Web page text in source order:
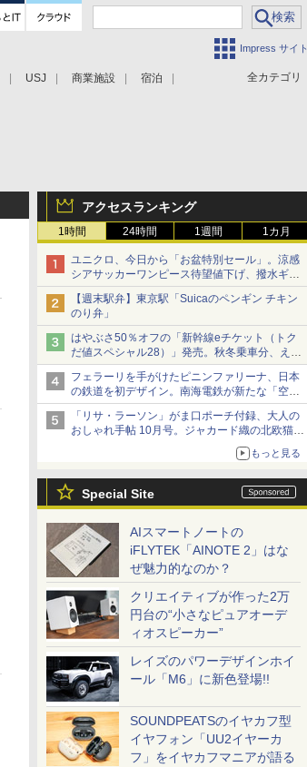
Impress サイト
全カテゴリ
USJ 商業施設 宿泊
アクセスランキング
1時間 24時間 1週間 1カ月
ユニクロ、今日から「お盆特別セール」。涼感
シアサッカーワンピース待望値下げ、撥水ギア
ショーツは1990円に
【週末駅弁】東京駅「Suicaのペンギン チキン
のり弁」
はやぶさ50％オフの「新幹線eチケット（トク
だ値スペシャル28）」発売。秋冬乗車分、えき
ねっと限定
フェラーリを手がけたピニンファリーナ、日本
の鉄道を初デザイン。南海電鉄が新たな「空港
特急」をなにわ筋線へ導入
「リサ・ラーソン」がま口ポーチ付録、大人の
おしゃれ手帖 10月号。ジャカード織の北欧猫デ
もっと見る
Special Site
AIスマートノートの
iFLYTEK「AINOTE 2」はな
ぜ魅力的なのか？
クリエイティブが作った2万
円台の“小さなピュアオーデ
ィオスピーカー”
レイズのパワーデザインホイ
ール「M6」に新色登場!!
SOUNDPEATSのイヤカフ型
イヤフォン「UU2イヤーカ
フ」をイヤカフマニアが語る